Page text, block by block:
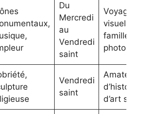
Du
Mercredi
au
Vendredi
saint
Voyageur
visuel,
famille,
Vendredi
saint
Amateur
d’art